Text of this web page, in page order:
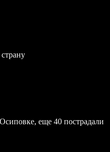
еще 40 пострадали